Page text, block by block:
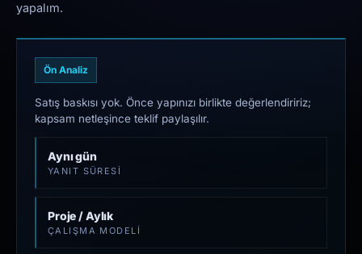
yapalım.
Ön Analiz
Satış baskısı yok. Önce yapınızı birlikte değerlendiririz;
kapsam netleşince teklif paylaşılır.
Aynı gün
YANIT SÜRESI
Proje / Aylık
ÇALIŞMA MODELI